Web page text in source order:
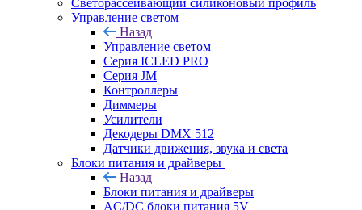
Светорассеивающий силиконовый профиль
Управление светом
Назад
Управление светом
Серия ICLED PRO
Серия JM
Контроллеры
Диммеры
Усилители
Декодеры DMX 512
Датчики движения, звука и света
Блоки питания и драйверы
Назад
Блоки питания и драйверы
AC/DC блоки питания 5V